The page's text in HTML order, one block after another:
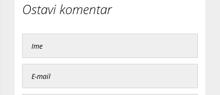
Ostavi komentar